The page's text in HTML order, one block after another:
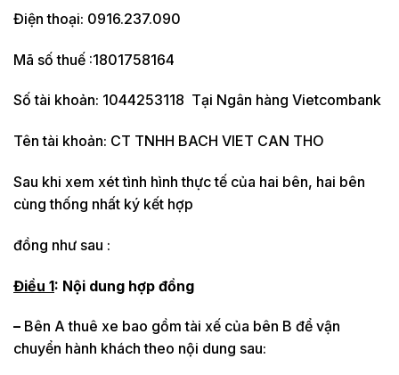
Điện thoại: 0916.237.090
Mã số thuế :1801758164
Số tài khoản: 1044253118 Tại Ngân hàng Vietcombank
Tên tài khoản: CT TNHH BACH VIET CAN THO
Sau khi xem xét tình hình thực tế của hai bên, hai bên
cùng thống nhất ký kết hợp
đồng như sau :
Điều 1: Nội dung hợp đồng
– Bên A thuê xe bao gồm tài xế của bên B để vận
chuyển hành khách theo nội dung sau: